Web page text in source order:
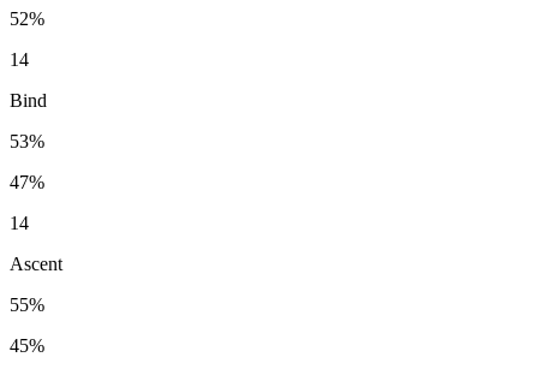
52%
14
Bind
53%
47%
14
Ascent
55%
45%